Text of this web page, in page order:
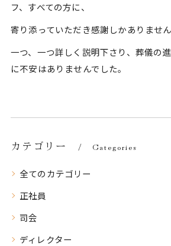
フ、すべての方に、
寄り添っていただき感謝しかありません
一つ、一つ詳しく説明下さり、葬儀の
に不安はありませんでした。
カテゴリー Categories
全てのカテゴリー
正社員
司会
ディレクター